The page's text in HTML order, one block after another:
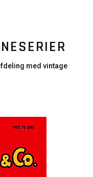
med vintage